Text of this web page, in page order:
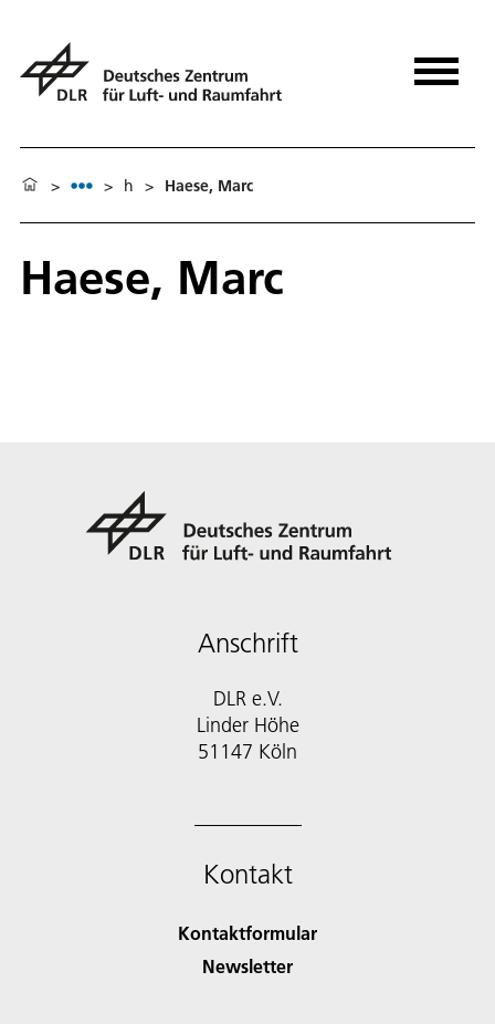
> > h > Haese, Marc
Haese, Marc
Anschrift
DLR e.V.
Linder Höhe
51147 Köln
Kontakt
Kontaktformular
Newsletter